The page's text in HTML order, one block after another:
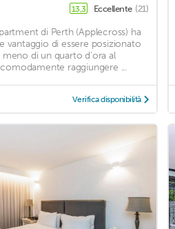
13,3 Eccellente (21)
di Perth (Applecross) ha
vantaggio di essere posizionato
di un quarto d'ora al
raggiungere ...
Verifica disponibilità